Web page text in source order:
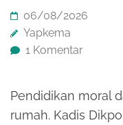
06/08/2026
Yapkema
1 Komentar
Pendidikan moral
rumah. Kadis